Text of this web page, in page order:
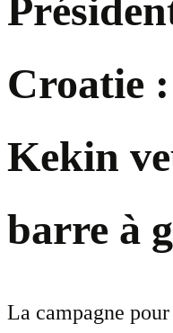
Croatie
Kekin
barre à
La campagne